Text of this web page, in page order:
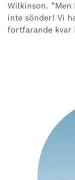
Wilkinson. ”Men
inte sönder! Vi
fortfarande kvar